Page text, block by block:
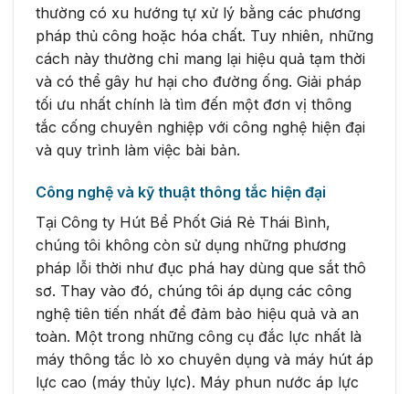
thường có xu hướng tự xử lý bằng các phương
pháp thủ công hoặc hóa chất. Tuy nhiên, những
cách này thường chỉ mang lại hiệu quả tạm thời
và có thể gây hư hại cho đường ống. Giải pháp
tối ưu nhất chính là tìm đến một đơn vị thông
tắc cống chuyên nghiệp với công nghệ hiện đại
và quy trình làm việc bài bản.
Công nghệ và kỹ thuật thông tắc hiện đại
Tại Công ty Hút Bể Phốt Giá Rẻ Thái Bình,
chúng tôi không còn sử dụng những phương
pháp lỗi thời như đục phá hay dùng que sắt thô
sơ. Thay vào đó, chúng tôi áp dụng các công
nghệ tiên tiến nhất để đảm bảo hiệu quả và an
toàn. Một trong những công cụ đắc lực nhất là
máy thông tắc lò xo chuyên dụng và máy hút áp
lực cao (máy thủy lực). Máy phun nước áp lực